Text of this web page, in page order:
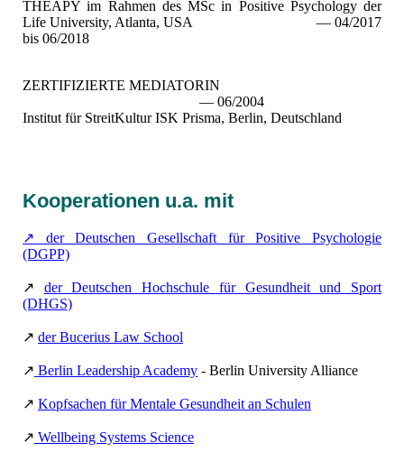
THEAPY im Rahmen des MSc in Positive Psychology der
Life University, Atlanta, USA — 04/2017
bis 06/2018
ZERTIFIZIERTE MEDIATORIN
— 06/2004
Institut für StreitKultur ISK Prisma, Berlin, Deutschland
Kooperationen u.a. mit
↗ der Deutschen Gesellschaft für Positive Psychologie
(DGPP)
↗ der Deutschen Hochschule für Gesundheit und Sport
(DHGS)
↗ der Bucerius Law School
↗ Berlin Leadership Academy - Berlin University Alliance
↗ Kopfsachen für Mentale Gesundheit an Schulen
↗ Wellbeing Systems Science